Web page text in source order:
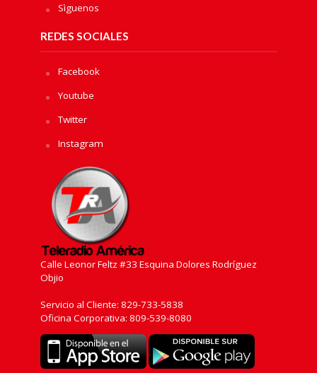
Sìguenos
REDES SOCIALES
Facebook
Youtube
Twitter
Instagram
Calle Leonor Feltz #33 Esquina Dolores Rodríguez
Objio
Servicio al Cliente: 829-733-5838
Oficina Corporativa: 809-539-8080